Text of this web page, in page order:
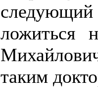
ложиться
таким